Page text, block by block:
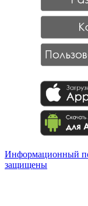
Информационный
защищены